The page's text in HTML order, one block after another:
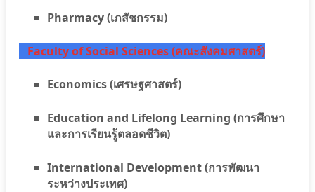
Pharmacy (เภสัชกรรม)
Faculty of Social Sciences (คณะสังคมศาสตร์)
Economics (เศรษฐศาสตร์)
Education and Lifelong Learning (การศึกษา
และการเรียนรู้ตลอดชีวิต)
International Development (การพัฒนา
ระหว่างประเทศ)